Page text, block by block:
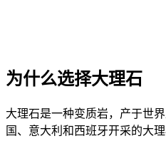
为什么选择大理石
大理石是一种变质岩，产于世
国、意大利和西班牙开采的大